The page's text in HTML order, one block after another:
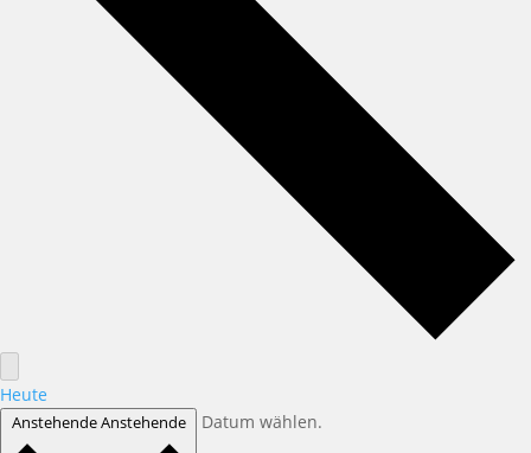
Heute
AnstehendeAnstehende Datum wählen.